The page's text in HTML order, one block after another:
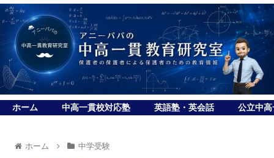
ホーム 中高一貫校対応塾 英語塾・英会話 公立中
ホーム 中学受験